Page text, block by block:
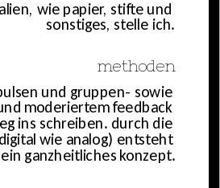
wie papier, stifte und
sonstiges, stelle ich.
methoden
und gruppen- sowie
moderiertem feedback
ins schreiben. durch die
wie analog) entsteht
ganzheitliches konzept.